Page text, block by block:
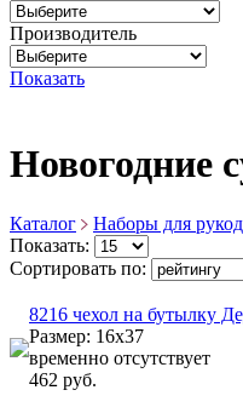
Производитель
Показать
Новогодние
Каталог Наборы для
Показать:
Сортировать по:
8216 чехол на бутылку
Размер: 16х37
временно отсутствует
462 руб.